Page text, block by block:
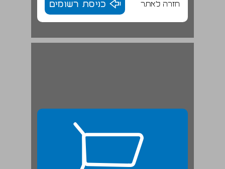
חזרה לאתר כניסת רשומים